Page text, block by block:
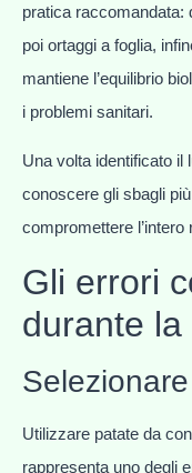
pratica raccomandata:
poi ortaggi a foglia,
mantiene l’equilibrio
i problemi sanitari.
Una volta identificato il
conoscere gli sbagli
compromettere l’intero
Gli errori
durante
Utilizzare patate da
rappresenta uno degli